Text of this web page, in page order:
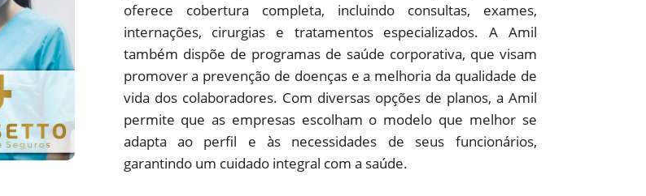
oferece cobertura completa, incluindo consultas, exames,
internações, cirurgias e tratamentos especializados. A Amil
também dispõe de programas de saúde corporativa, que visam
promover a prevenção de doenças e a melhoria da qualidade de
vida dos colaboradores. Com diversas opções de planos, a Amil
permite que as empresas escolham o modelo que melhor se
adapta ao perfil e às necessidades de seus funcionários,
garantindo um cuidado integral com a saúde.